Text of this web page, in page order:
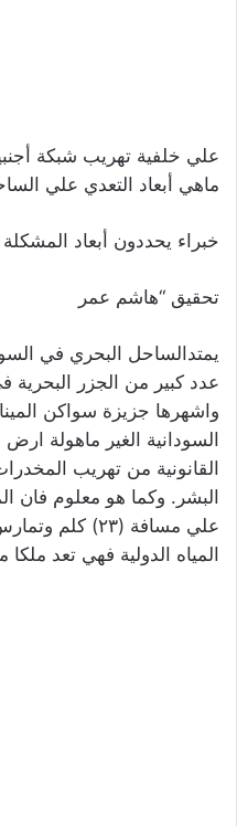
علي خلفية تهريب شبكة
ماهي أبعاد التعدي علي
خبراء يحددون أبعاد
تحقيق “هاشم عمر
عدد كبير من الجزر البحرية
واشهرها جزيزة سواكن
السودانية الغير ماهولة
القانونية من تهريب
البشر. وكما هو معلوم فان
علي مسافة (٢٣)
المياه الدولية فهي تعد